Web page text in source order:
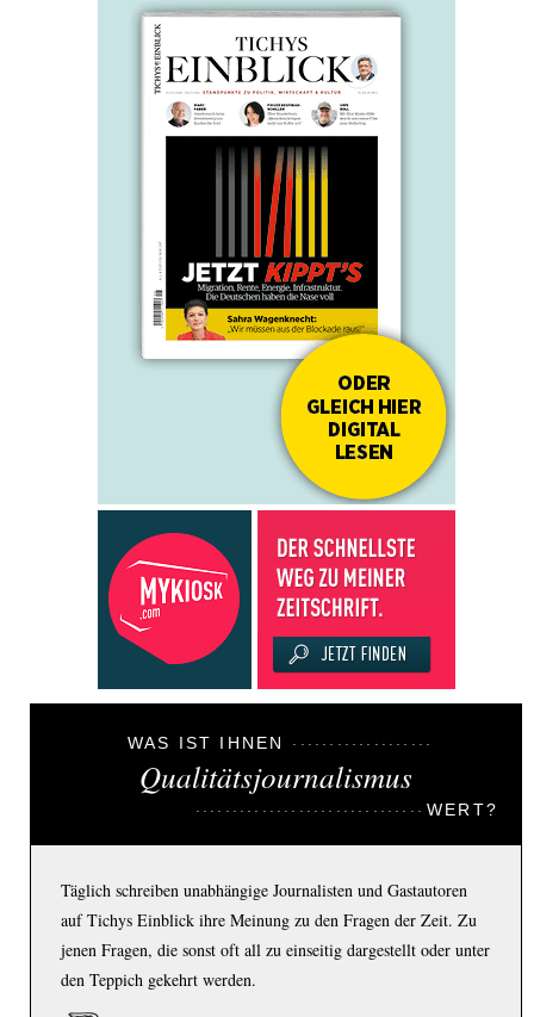
WAS IST IHNEN
Qualitätsjournalismus
WERT?
Täglich schreiben unabhängige Journalisten und Gastautoren
auf Tichys Einblick ihre Meinung zu den Fragen der Zeit. Zu
jenen Fragen, die sonst oft all zu einseitig dargestellt oder unter
den Teppich gekehrt werden.